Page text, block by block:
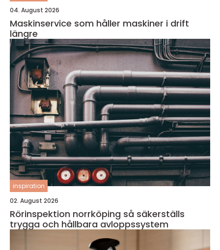
04. August 2026
Maskinservice som håller maskiner i drift
längre
inspiration
02. August 2026
Rörinspektion norrköping så säkerställs
trygga och hållbara avloppssystem